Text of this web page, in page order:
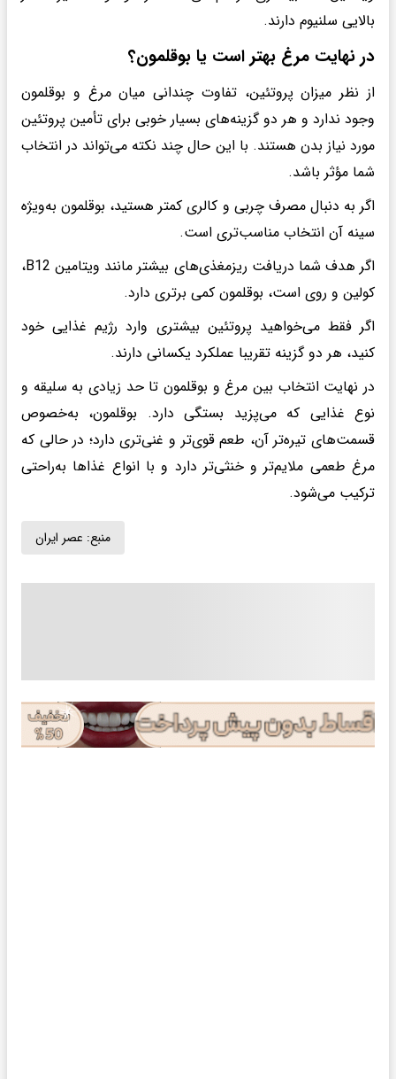
بالایی سلنیوم دارند.
در نهایت مرغ بهتر است یا بوقلمون؟
از نظر میزان پروتئین، تفاوت چندانی میان مرغ و بوقلمون
وجود ندارد و هر دو گزینه‌های بسیار خوبی برای تأمین پروتئین
مورد نیاز بدن هستند. با این حال چند نکته می‌تواند در انتخاب
شما مؤثر باشد.
اگر به دنبال مصرف چربی و کالری کمتر هستید، بوقلمون به‌ویژه
سینه آن انتخاب مناسب‌تری است.
اگر هدف شما دریافت ریزمغذی‌های بیشتر مانند ویتامین B12،
کولین و روی است، بوقلمون کمی برتری دارد.
اگر فقط می‌خواهید پروتئین بیشتری وارد رژیم غذایی خود
کنید، هر دو گزینه تقریبا عملکرد یکسانی دارند.
در نهایت انتخاب بین مرغ و بوقلمون تا حد زیادی به سلیقه و
نوع غذایی که می‌پزید بستگی دارد. بوقلمون، به‌خصوص
قسمت‌های تیره‌تر آن، طعم قوی‌تر و غنی‌تری دارد؛ در حالی که
مرغ طعمی ملایم‌تر و خنثی‌تر دارد و با انواع غذاها به‌راحتی
ترکیب می‌شود.
منبع: عصر ایران